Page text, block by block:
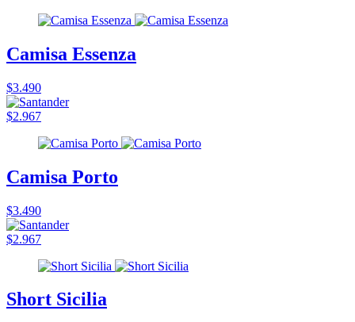
Camisa Essenza
$3.490
$2.967
Camisa Porto
$3.490
$2.967
Short Sicilia